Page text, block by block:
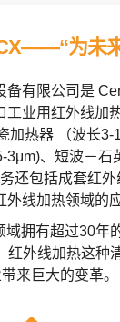
为未
备有限公司是
工业用红外线加
加热器 （波长3-
3μm)、短波－石
还包括成套红外
外线加热领域的
域拥有超过30年
红外线加热这种
来巨大的变革。
3
4
5
6